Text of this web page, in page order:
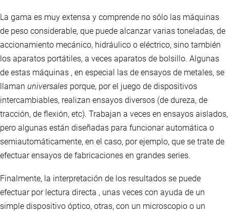
La gama es muy extensa y comprende no sólo las máquinas
de peso considerable, que puede alcanzar varias toneladas, de
accionamiento mecánico, hidráulico o eléctrico, sino también
los aparatos portátiles, a veces aparatos de bolsillo. Algunas
de estas máquinas , en especial las de ensayos de metales, se
llaman universales porque, por el juego de dispositivos
intercambiables, realizan ensayos diversos (de dureza, de
tracción, de flexión, etc). Trabajan a veces en ensayos aislados,
pero algunas están diseñadas para funcionar automática o
semiautomáticamente, en el caso, por ejemplo, que se trate de
efectuar ensayos de fabricaciones en grandes series.
Finalmente, la interpretación de los resultados se puede
efectuar por lectura directa , unas veces con ayuda de un
simple dispositivo óptico, otras, con un microscopio o un